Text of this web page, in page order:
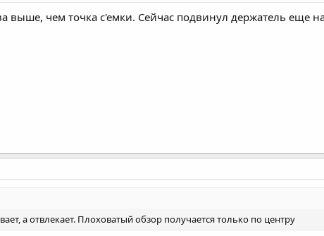
выше, чем точка с'емки. Сейчас подвинул держатель еще
а отвлекает. Плоховатый обзор получается только по центру